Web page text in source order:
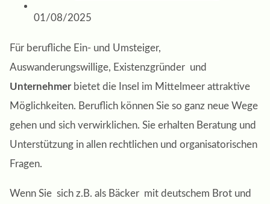
01/08/2025
Für berufliche Ein- und Umsteiger,
Auswanderungswillige, Existenzgründer und
Unternehmer bietet die Insel im Mittelmeer attraktive
Möglichkeiten. Beruflich können Sie so ganz neue Wege
gehen und sich verwirklichen. Sie erhalten Beratung und
Unterstützung in allen rechtlichen und organisatorischen
Fragen.
Wenn Sie sich z.B. als Bäcker mit deutschem Brot und